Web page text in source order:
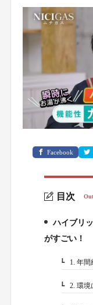
Facebook
目次
1.
ハイブリ
がすごい！
1-1.1. 年間
1-2.2. 環境